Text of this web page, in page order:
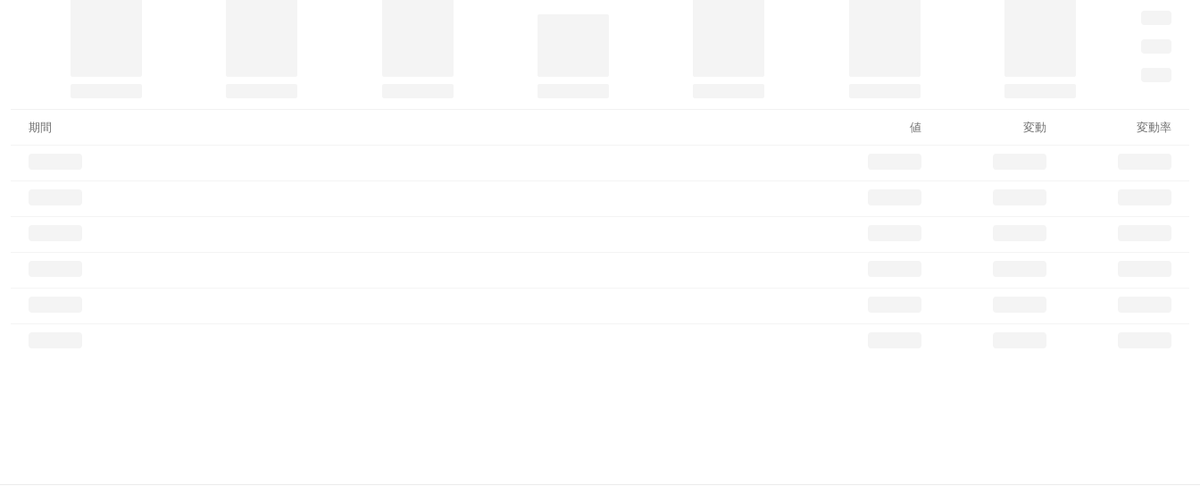
期間 値 変動 変動率